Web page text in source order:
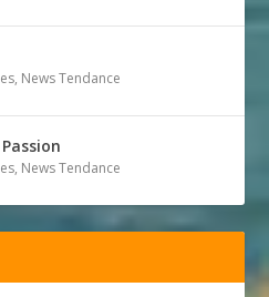
, News Tendance
, News Tendance